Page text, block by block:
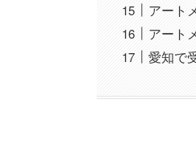
アート
アート
愛知で